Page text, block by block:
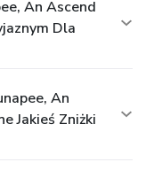
An Ascend
Dla
An
Jakieś Zniżki